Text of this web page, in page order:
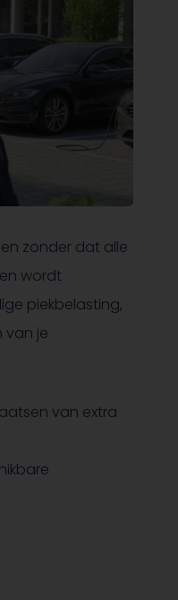
zonder dat alle
wordt
piekbelasting,
van je
van extra